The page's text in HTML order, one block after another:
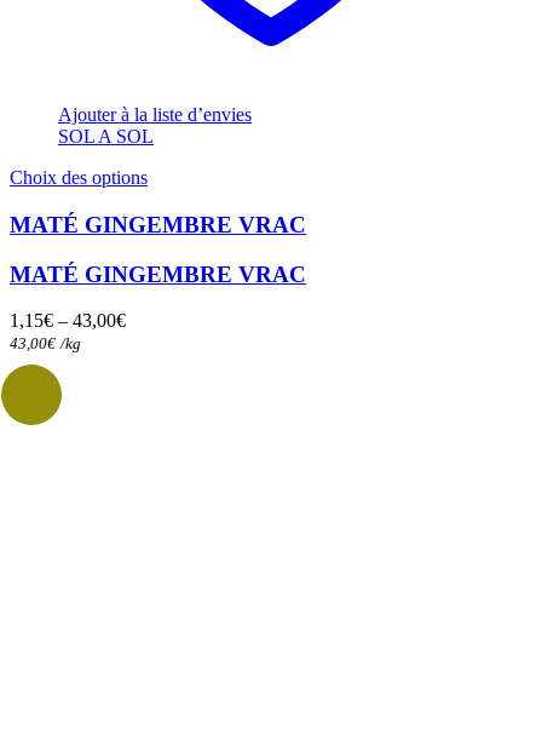
Ajouter à la liste d’envies
SOL A SOL
Choix des optionsCe
a
plusieurs
variations.
Les
MATÉ GINGEMBRE VRAC
MATÉ GINGEMBRE VRAC
1,15€ – 43,00€
43,00€ /kg